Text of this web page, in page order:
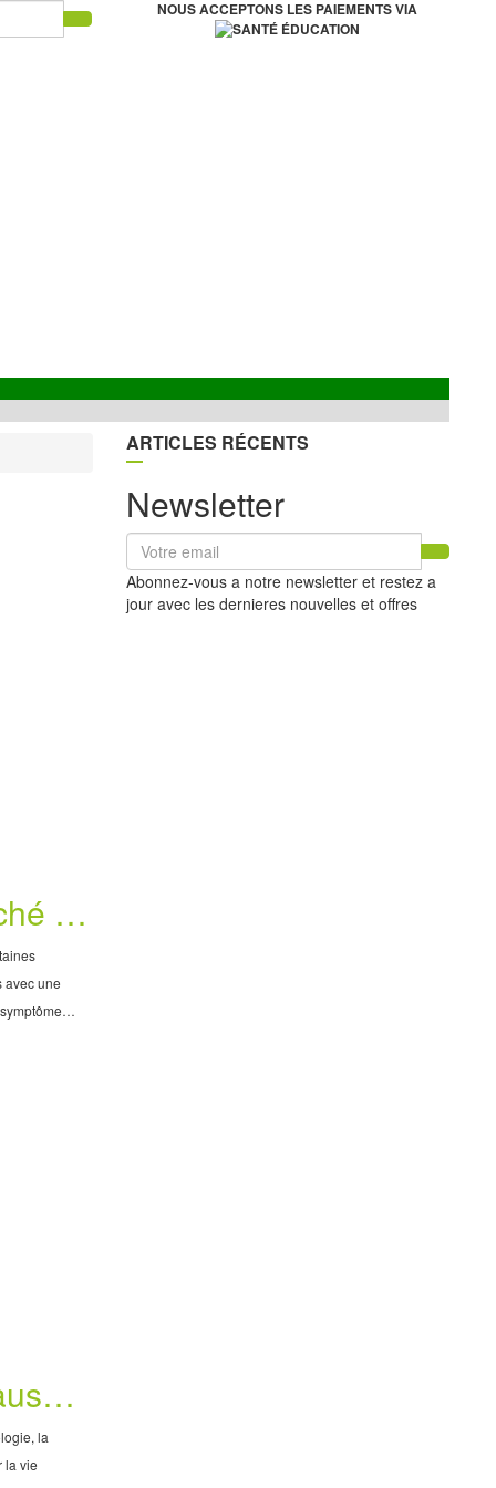
NOUS ACCEPTONS LES PAIEMENTS VIA
:
avec une
un
la
la
la vie
ARTICLES RÉCENTS
Newsletter
Abonnez-vous a notre newsletter et restez a
jour avec les dernieres nouvelles et offres